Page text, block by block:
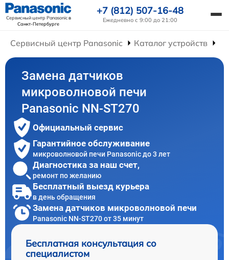
Сервисный центр Panasonicв
Санкт-Петербурге
+7 (812) 507-16-48
Ежедневно с 9:00 до 21:00
Сервисный центр Panasonic Каталог устройств
Замена датчиков
микроволновой печи
Panasonic NN-ST270
Официальный сервис
Гарантийное обслуживание
микроволновой печи Panasonic до 3 лет
Диагностика за наш счет,
ремонт по желанию
Бесплатный выезд курьера
в день обращения
Замена датчиков микроволновой печи
Panasonic NN-ST270 от 35 минут
Бесплатная консультация со
специалистом